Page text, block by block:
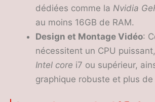
dédiées comme la Nvidia
au moins 16GB de RAM.
Design et Montage Vidéo:
nécessitent un CPU
Intel core i7 ou supérieur,
graphique robuste et plus de